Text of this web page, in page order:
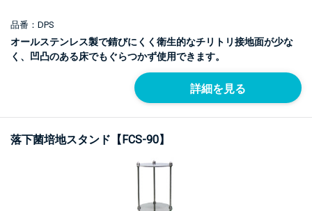
品番：DPS
オールステンレス製で錆びにくく衛生的なチリトリ接地面が少な
く、凹凸のある床でもぐらつかず使用できます。
詳細を見る
落下菌培地スタンド【FCS-90】